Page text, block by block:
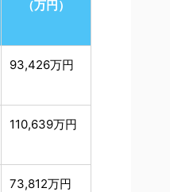
（万円）
93,426万円
110,639万円
73,812万円